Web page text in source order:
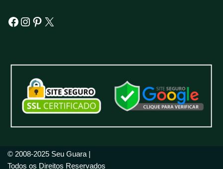
© 2008-2025 Seu Guara |
Todos os Direitos Reservados